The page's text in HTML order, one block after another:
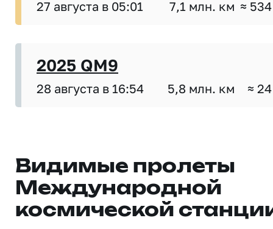
27 августа в 05:01 7,1 млн. км ≈
2025 QM9
28 августа в 16:54 5,8 млн. км ≈
Видимые пролеты
Международной
космической